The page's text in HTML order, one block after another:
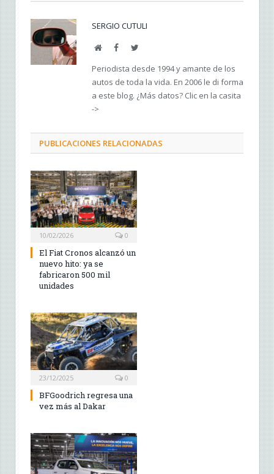
SERGIO CUTULI
WebFacebookTwitter
Periodista desde 1994 y amante de los
autos de toda la vida. En 2006 le di forma
a este blog. ¿Más datos? Clic en la casita
->
PUBLICACIONES RELACIONADAS
10/02/2026 0
El Fiat Cronos alcanzó un
nuevo hito: ya se
fabricaron 500 mil
unidades
23/12/2025 0
BFGoodrich regresa una
vez más al Dakar